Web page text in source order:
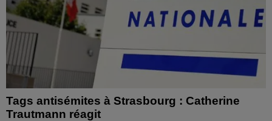
Tags antisémites à Strasbourg : Catherine
Trautmann réagit